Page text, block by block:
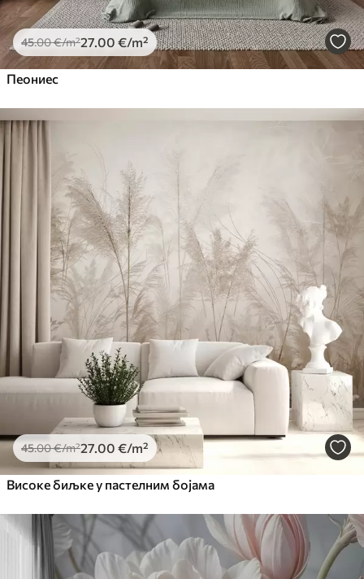
45.00€/m²27.00 €/m²
Пеониес
45.00€/m²27.00 €/m²
Високе биљке у пастелним бојама